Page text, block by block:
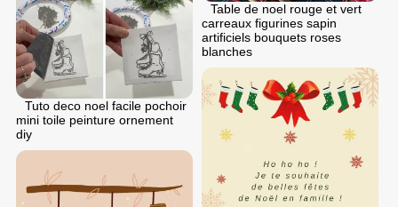
Tuto deco noel facile pochoir
mini toile peinture ornement
diy
Table de noel rouge et vert
carreaux figurines sapin
artificiels bouquets roses
blanches